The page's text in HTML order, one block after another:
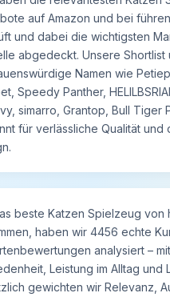
auf Amazon und bei
und dabei die wichtigsten
abgedeckt. Unsere Shortlist
Namen wie
Speedy Panther,
simarro, Grantop, Bull Tiger
für verlässliche Qualität und
beste Katzen Spielzeug von
haben wir 4456 echte
analysiert –
Leistung im Alltag und
gewichten wir Relevanz,